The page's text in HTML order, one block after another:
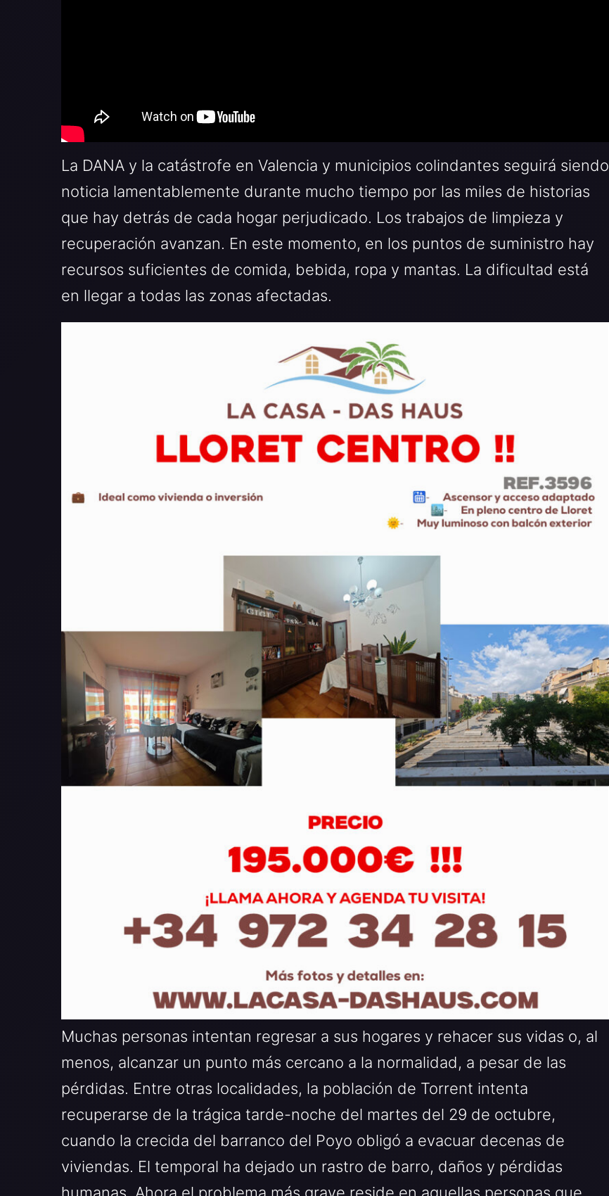
La DANA y la catástrofe en Valencia y municipios colindantes seguirá siendo
noticia lamentablemente durante mucho tiempo por las miles de historias
que hay detrás de cada hogar perjudicado. Los trabajos de limpieza y
recuperación avanzan. En este momento, en los puntos de suministro hay
recursos suficientes de comida, bebida, ropa y mantas. La dificultad está
en llegar a todas las zonas afectadas.
Muchas personas intentan regresar a sus hogares y rehacer sus vidas o, al
menos, alcanzar un punto más cercano a la normalidad, a pesar de las
pérdidas. Entre otras localidades, la población de Torrent intenta
recuperarse de la trágica tarde-noche del martes del 29 de octubre,
cuando la crecida del barranco del Poyo obligó a evacuar decenas de
viviendas. El temporal ha dejado un rastro de barro, daños y pérdidas